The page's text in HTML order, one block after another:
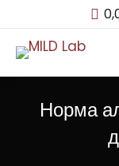
Норма